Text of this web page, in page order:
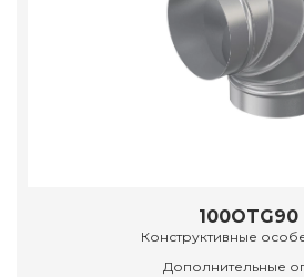
100OTG90
Конструктивные
Дополнительные